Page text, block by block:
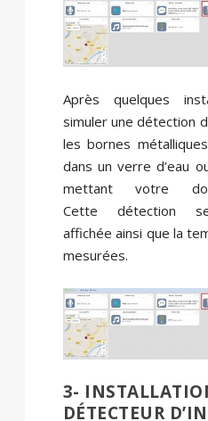
Après quelques
simuler une détection
les bornes
dans un verre d’eau
mettant votre
Cette détection
affichée ainsi que la
mesurées.
3-
DÉTECTEUR